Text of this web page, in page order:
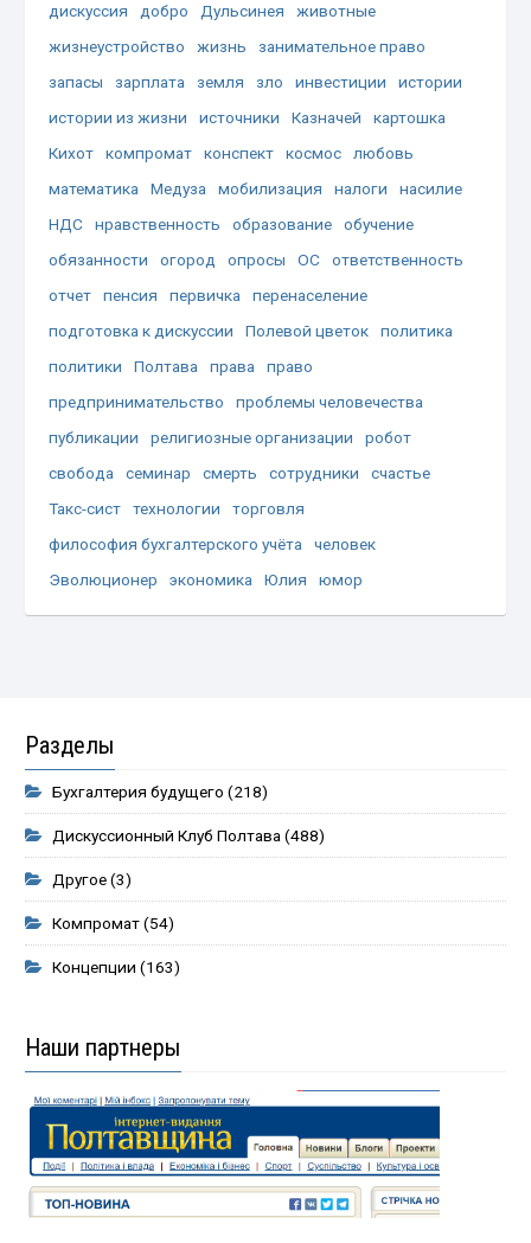
дискуссия
добро Дульсинея
животные
жизнеустройство
жизнь
занимательное право
запасы
зарплата земля зло инвестиции
истории
истории из жизни
источники Казначей
картошка
Кихот
компромат конспект космос
любовь
математика
Медуза мобилизация налоги
насилие
НДС
нравственность образование
обучение
обязанности
огород опросы ОС
ответственность
отчет
пенсия первичка
перенаселение
подготовка к дискуссии
Полевой цветок
политика
политики
Полтава права
право
предпринимательство
проблемы человечества
публикации
религиозные организации
робот
свобода
семинар смерть сотрудники
счастье
Такс-сист
технологии
торговля
философия бухгалтерского учёта
человек
Эволюционер
экономика Юлия юмор
Разделы
Бухгалтерия будущего (218)
Дискуссионный Клуб Полтава (488)
Другое(3)
Компромат(54)
Концепции (163)
Наши партнеры